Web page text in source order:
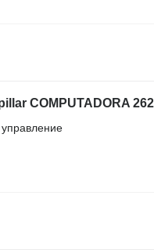
управление